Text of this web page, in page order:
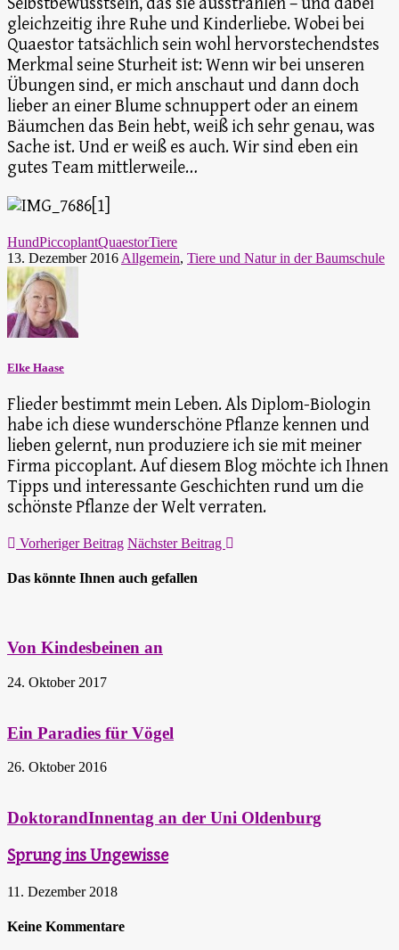
gleichzeitig ihre Ruhe und Kinderliebe. Wobei bei
Quaestor tatsächlich sein wohl hervorstechendstes
Merkmal seine Sturheit ist: Wenn wir bei unseren
Übungen sind, er mich anschaut und dann doch
lieber an einer Blume schnuppert oder an einem
Bäumchen das Bein hebt, weiß ich sehr genau, was
Sache ist. Und er weiß es auch. Wir sind eben ein
gutes Team mittlerweile…
HundPiccoplantQuaestorTiere
13. Dezember 2016 Allgemein, Tiere und Natur in der Baumschule
Elke Haase
Flieder bestimmt mein Leben. Als Diplom-Biologin
habe ich diese wunderschöne Pflanze kennen und
lieben gelernt, nun produziere ich sie mit meiner
Firma piccoplant. Auf diesem Blog möchte ich Ihnen
Tipps und interessante Geschichten rund um die
schönste Pflanze der Welt verraten.
Vorheriger Beitrag Nächster Beitrag
Das könnte Ihnen auch gefallen
Von Kindesbeinen an
24. Oktober 2017
Ein Paradies für Vögel
26. Oktober 2016
DoktorandInnentag an der Uni Oldenburg
Sprung ins Ungewisse
11. Dezember 2018
Keine Kommentare